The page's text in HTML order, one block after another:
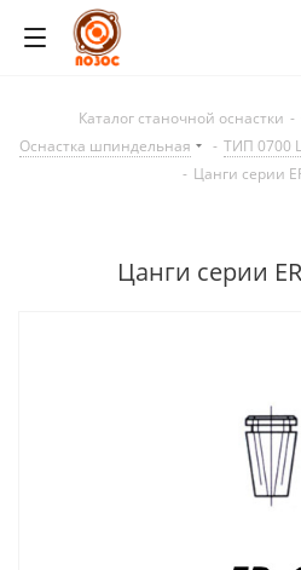
Каталог станочной оснастки -
Оснастка шпиндельная
- ТИП 0700
- Цанги серии
Цанги серии